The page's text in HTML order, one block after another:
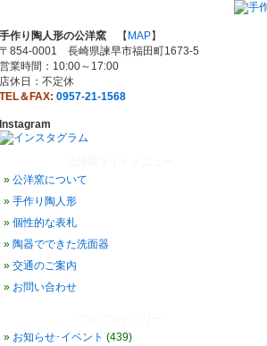
手作り陶人形の公洋窯 【 MAP】
〒854-0001 長崎県諫早市福田町1673-5
営業時間：10:00～17:00
店休日：不定休
TEL＆FAX: 0957-21-1568
Instagram
公洋窯について
手作り陶人形
個性的な表札
陶器でできた洗面器
交通のご案内
お問い合わせ
お知らせ･イベント (439)